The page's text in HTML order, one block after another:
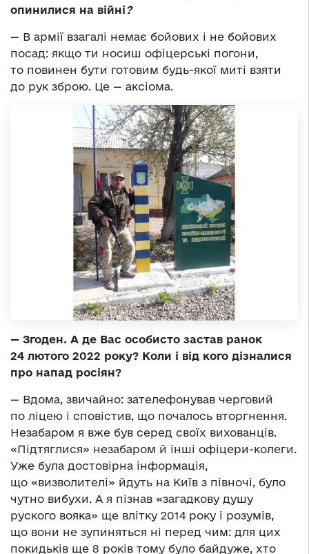
опинилися на війні?
— В армії взагалі немає бойових і не бойових
посад: якщо ти носиш офіцерські погони,
то повинен бути готовим будь-якої миті взяти
до рук зброю. Це — аксіома.
— Згоден. А де Вас особисто застав ранок
24 лютого 2022 року? Коли і від кого дізналися
про напад росіян?
— Вдома, звичайно: зателефонував черговий
по ліцею і сповістив, що почалось вторгнення.
Незабаром я вже був серед своїх вихованців.
«Підтяглися» незабаром й інші офіцери-колеги.
Уже була достовірна інформація,
що «визволителі» йдуть на Київ з півночі, було
чутно вибухи. А я пізнав «загадкову душу
руского вояка» ще влітку 2014 року і розумів,
що вони не зупиняться ні перед чим: для цих
покидьків ще 8 років тому було байдуже, хто